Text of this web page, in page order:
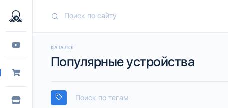
КАТАЛОГ
Популярные устройства